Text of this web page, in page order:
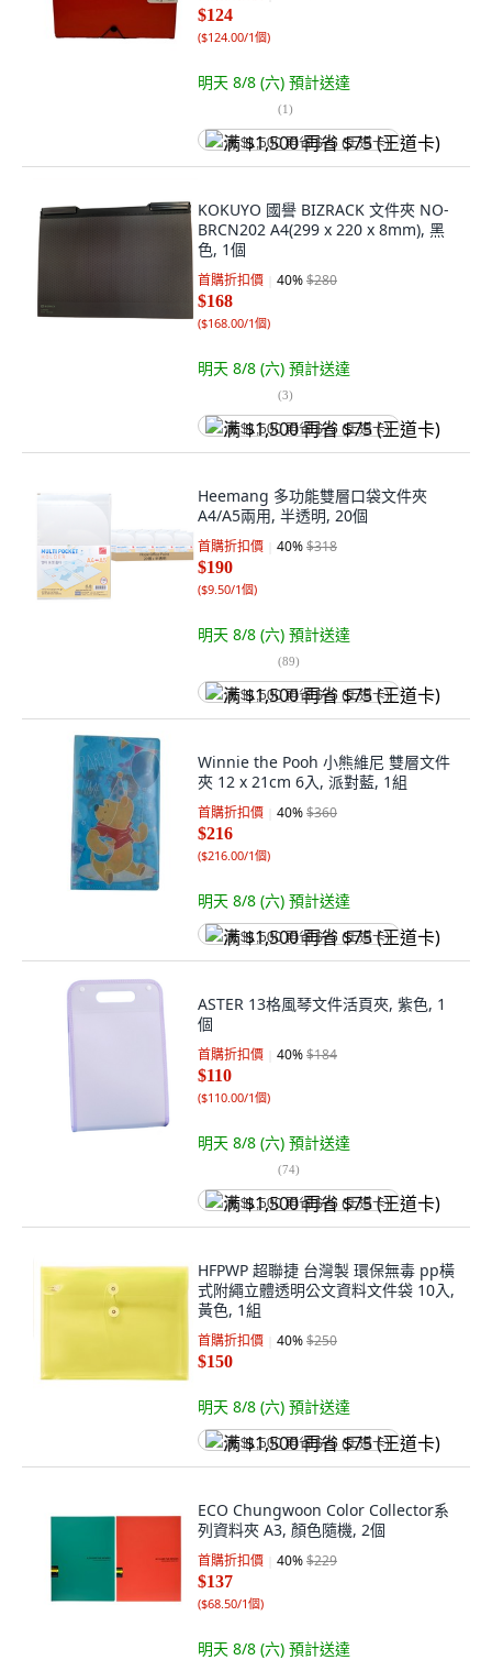
$124
($124.00/1個)
明天 8/8 (六) 預計送達
(1)
满 $1,500 再省 $75 (王道卡)
KOKUYO 國譽 BIZRACK 文件夾 NO-
BRCN202 A4(299 x 220 x 8mm), 黑
色, 1個
首購折扣價 40%$280
$168
($168.00/1個)
明天 8/8 (六) 預計送達
(3)
满 $1,500 再省 $75 (王道卡)
Heemang 多功能雙層口袋文件夾
A4/A5兩用, 半透明, 20個
首購折扣價 40%$318
$190
($9.50/1個)
明天 8/8 (六) 預計送達
(89)
满 $1,500 再省 $75 (王道卡)
Winnie the Pooh 小熊維尼 雙層文件
夾 12 x 21cm 6入, 派對藍, 1組
首購折扣價 40%$360
$216
($216.00/1個)
明天 8/8 (六) 預計送達
满 $1,500 再省 $75 (王道卡)
ASTER 13格風琴文件活頁夾, 紫色, 1
個
首購折扣價 40%$184
$110
($110.00/1個)
明天 8/8 (六) 預計送達
(74)
满 $1,500 再省 $75 (王道卡)
HFPWP 超聯捷 台灣製 環保無毒 pp橫
式附繩立體透明公文資料文件袋 10入,
黃色, 1組
首購折扣價 40%$250
$150
明天 8/8 (六) 預計送達
满 $1,500 再省 $75 (王道卡)
ECO Chungwoon Color Collector系
列資料夾 A3, 顏色隨機, 2個
首購折扣價 40%$229
$137
($68.50/1個)
明天 8/8 (六) 預計送達